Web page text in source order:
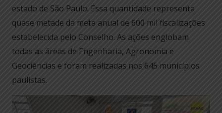
estado de São Paulo. Essa quantidade representa
quase metade da meta anual de 600 mil fiscalizações
estabelecida pelo Conselho. As ações englobam
todas as áreas de Engenharia, Agronomia e
Geociências e foram realizadas nos 645 municípios
paulistas.